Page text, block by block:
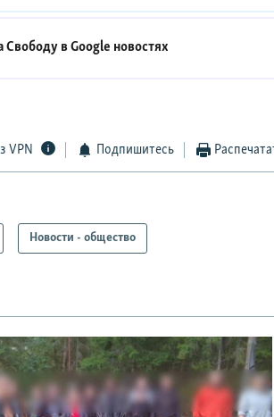
Свободу вGoogle новостях
VPN Подпишитесь
Новости - общество